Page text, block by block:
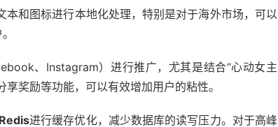
和图标进行本地化处理，特别是对于海外市场，可以
、Instagram）进行推广，尤其是结合“心动女主
奖励等功能，可以有效增加用户的粘性。
Redis进行缓存优化，减少数据库的读写压力。对于高峰